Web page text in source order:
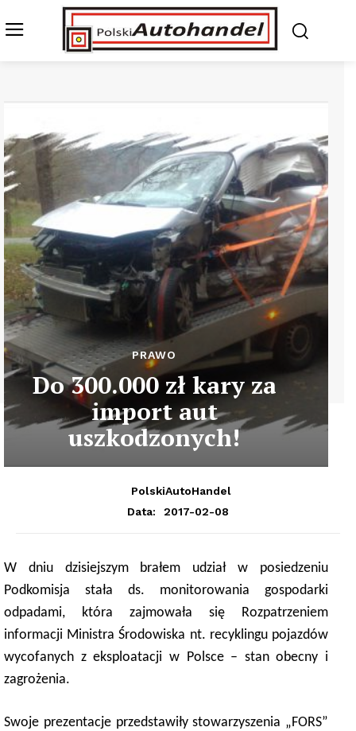
PRAWO
Do 300.000 zł kary za
import aut
uszkodzonych!
PolskiAutoHandel
Data:
2017-02-08
W dniu dzisiejszym brałem udział w posiedzeniu
Podkomisja stała ds. monitorowania gospodarki
odpadami, która zajmowała się Rozpatrzeniem
informacji Ministra Środowiska nt. recyklingu pojazdów
wycofanych z eksploatacji w Polsce – stan obecny i
zagrożenia.
Swoje prezentacje przedstawiły stowarzyszenia „FORS”